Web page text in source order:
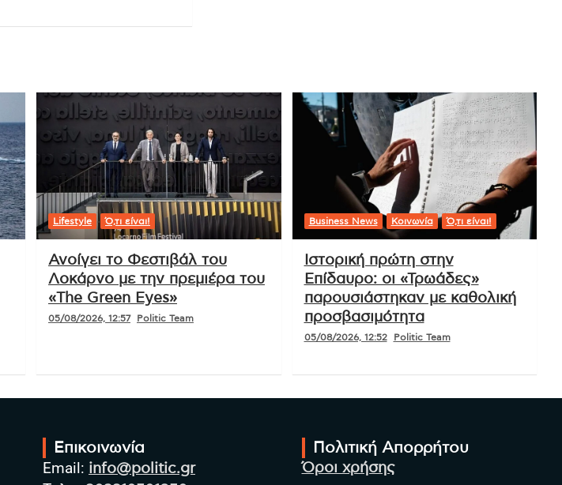
Lifestyle Ό,τι είναι!
Ανοίγει το Φεστιβάλ του
Λοκάρνο με την πρεμιέρα του
«The Green Eyes»
05/08/2026, 12:57 Politic Team
Business News Κοινωνία Ό,τι είναι!
Ιστορική πρώτη στην
Επίδαυρο: οι «Τρωάδες»
παρουσιάστηκαν με καθολική
προσβασιμότητα
05/08/2026, 12:52 Politic Team
Επικοινωνία
Email: info@politic.gr
Πολιτική Απορρήτου
Όροι χρήσης